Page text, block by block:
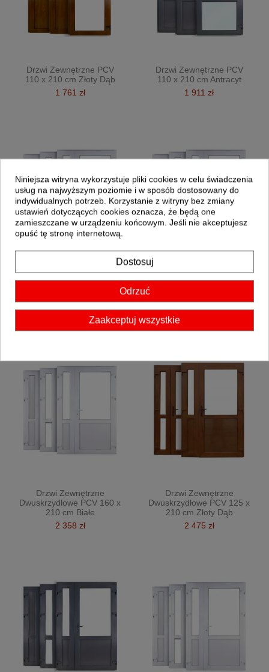
Drzwi Zewnętrzne PCV
110 x 210 cm Złoty Dąb
1 761 zł
Drzwi Zewnętrzne PCV
110 x 210 cm Antracyt
1 911 zł
Drzwi Zewnętrzne
Dwuskrzydłowe PCV 125 x
1 927 zł
Drzwi Zewnętrzne
Dwuskrzydłowe PCV 140 x
2 077 zł
Drzwi Zewnętrzne
Dwuskrzydłowe PCV 160 x
210 cm Białe
2 358 zł
Drzwi Zewnętrzne
Dwuskrzydłowe PCV 125 x
210 cm Złoty Dąb
2 475 zł
Niniejsza witryna wykorzystuje pliki cookies w celu świadczenia
usług na najwyższym poziomie i w sposób dostosowany do
indywidualnych potrzeb. Korzystanie z witryny bez zmiany
ustawień dotyczących cookies oznacza, że będą one
zamieszczane w urządzeniu końcowym. Jeśli nie akceptujesz
opuść tę stronę internetową.
Dostosuj
Odrzuć
Zaakceptuj wszystkie